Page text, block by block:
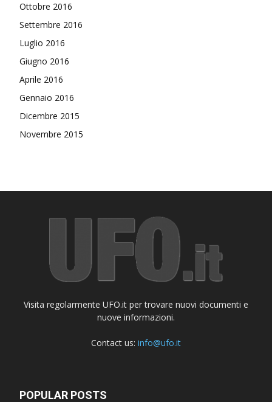
Ottobre 2016
Settembre 2016
Luglio 2016
Giugno 2016
Aprile 2016
Gennaio 2016
Dicembre 2015
Novembre 2015
Visita regolarmente UFO.it per trovare nuovi documenti e
nuove informazioni.
Contact us: info@ufo.it
POPULAR POSTS